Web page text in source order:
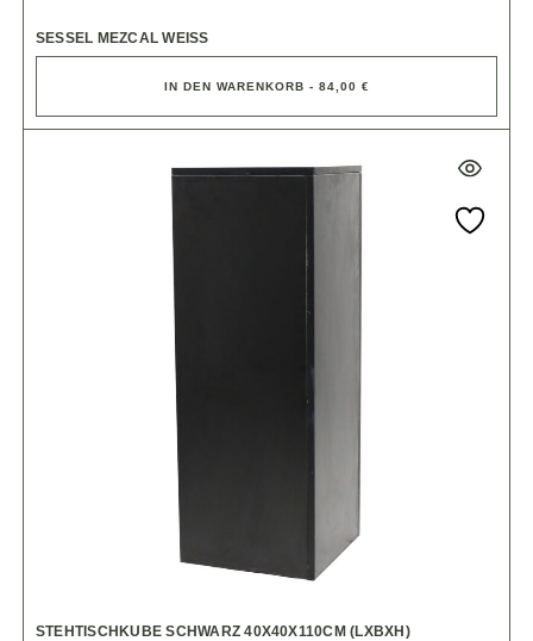
SESSEL MEZCAL WEISS
IN DEN WARENKORB - 84,00 €
STEHTISCHKUBE SCHWARZ 40X40X110CM (LXBXH)